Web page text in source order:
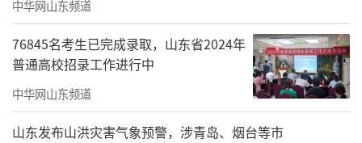
飞鸟秀场带来视觉冲击的震撼旅程
在华丽羽翼和高亢歌声中初识鹦鹉家族
共同迎来美好的初秋时节
中华网山东频道
76845名考生已完成录取，山东省2024年
普通高校招录工作进行中
中华网山东频道
山东发布山洪灾害气象预警，涉青岛、烟台等市